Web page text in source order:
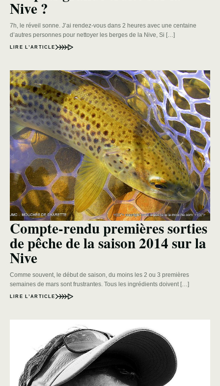
Nive ?
7h, le réveil sonne. J’ai rendez-vous dans 2 heures avec une centaine
d’autres personnes pour nettoyer les berges de la Nive, Si […]
LIRE L’ARTICLE
Compte-rendu premières sorties
de pêche de la saison 2014 sur la
Nive
Comme souvent, le début de saison, du moins les 2 ou 3 premières
semaines de mars sont frustrantes. Tous les ingrédients doivent […]
LIRE L’ARTICLE